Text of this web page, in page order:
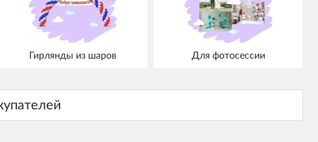
Гирлянды из шаров Для фотосессии